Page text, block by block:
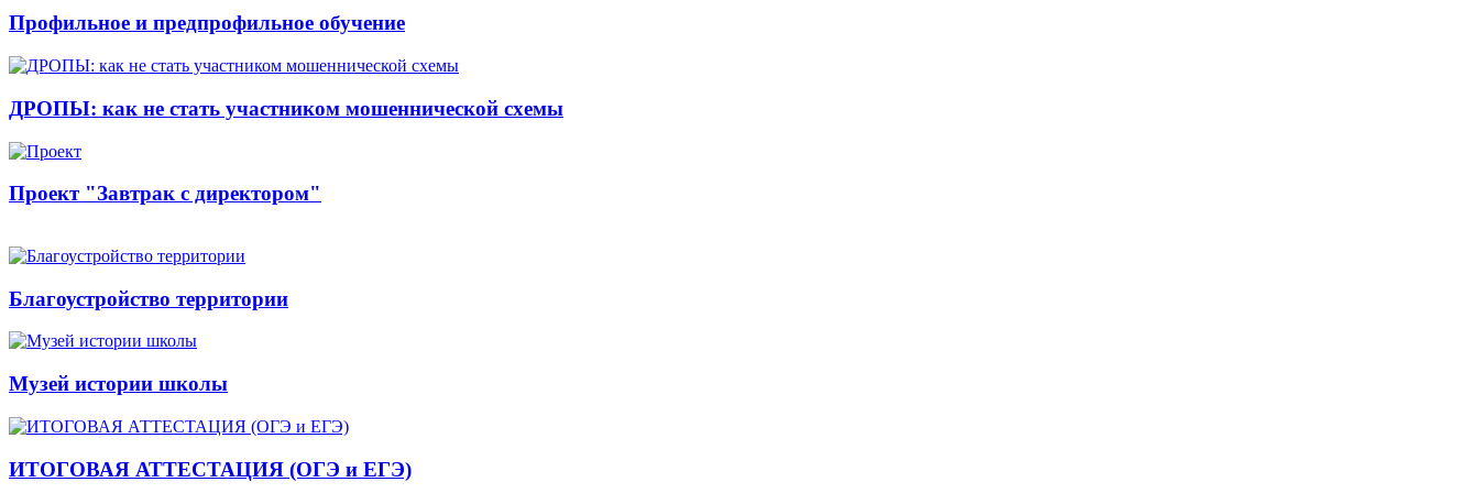
Профильное и предпрофильное обучение
ДРОПЫ: как не стать участником мошеннической схемы
Проект "Завтрак с директором"
Благоустройство территории
Музей истории школы
ИТОГОВАЯ АТТЕСТАЦИЯ (ОГЭ и ЕГЭ)